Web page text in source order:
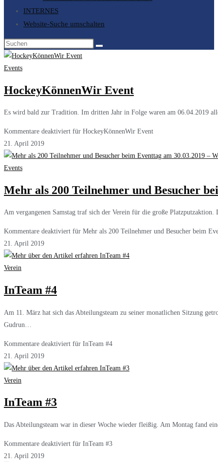
INTERNES
Website-Suche umschalten
Events
HockeyKönnenWir Event
Es wird bald zur Tradition. Im dritten Jahr in Folge waren am 06.04.2019
Kommentare deaktiviert für HockeyKönnenWir Event
21. April 2019
Events
Mehr als 200 Teilnehmer und Besucher
Am vergangenen Samstag traf sich der Verein für die große
Kommentare deaktiviert für Mehr als 200 Teilnehmer und Besucher beim
21. April 2019
Verein
InTeam #4
Am 11. März hat sich das Abteilungsteam zu seiner monatlichen Sitzung
Gudrun…
Kommentare deaktiviert für InTeam #4
21. April 2019
Verein
InTeam #3
Das Abteilungsteam war in dieser Woche wieder fleißig. Am Montag fand
Kommentare deaktiviert für InTeam #3
21. April 2019